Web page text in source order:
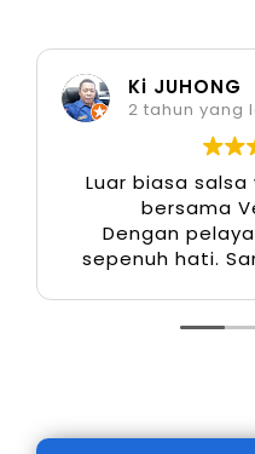
5. Layanan
Sistem penjemputan
keunggulan penting.
layanan antar
terdekat menuju
hotel, stasiun, atau
Jabodetabek. Hal ini
Ki JUHONG
2 tahun yang
Luar biasa
bersama
Dengan
sepenuh hati.